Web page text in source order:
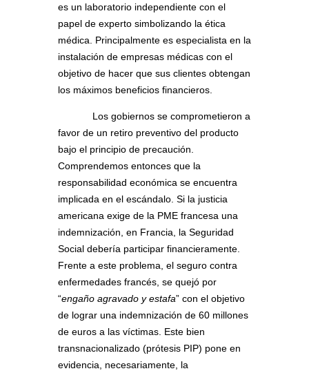
es un laboratorio independiente con el
papel de experto simbolizando la ética
médica. Principalmente es especialista en la
instalación de empresas médicas con el
objetivo de hacer que sus clientes obtengan
los máximos beneficios financieros.
Los gobiernos se comprometieron a
favor de un retiro preventivo del producto
bajo el principio de precaución.
Comprendemos entonces que la
responsabilidad económica se encuentra
implicada en el escándalo. Si la justicia
americana exige de la PME francesa una
indemnización, en Francia, la Seguridad
Social debería participar financieramente.
Frente a este problema, el seguro contra
enfermedades francés, se quejó por
“engaño agravado y estafa” con el objetivo
de lograr una indemnización de 60 millones
de euros a las víctimas. Este bien
transnacionalizado (prótesis PIP) pone en
evidencia, necesariamente, la